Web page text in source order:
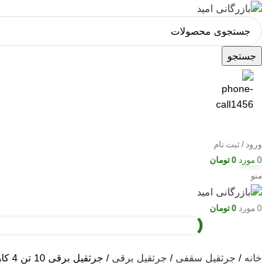
جستجو
ورود / ثبت نام
0 مورد 0 تومان
منو
0 مورد 0 تومان
خانه جرثقیل سقفی جرثقیل برقی جرثقیل برقی 10 تن 4 کاره